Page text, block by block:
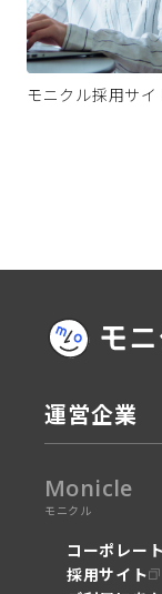
モニクル採用サイ
運営企業
Monicle
モニクル
コーポレー
採用サイト